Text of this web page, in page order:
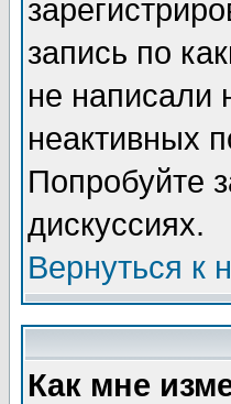
запись по
не написали
неактивных
Попробуйте
дискуссиях.
Вернуться к
Как мне